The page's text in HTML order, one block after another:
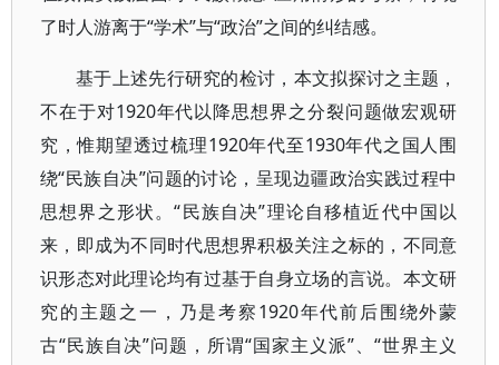
了时人游离于“学术”与“政治”之间的纠结感。
基于上述先行研究的检讨，本文拟探讨之主题，
不在于对1920年代以降思想界之分裂问题做宏观研
究，惟期望透过梳理1920年代至1930年代之国人围
绕“民族自决”问题的讨论，呈现边疆政治实践过程中
思想界之形状。“民族自决”理论自移植近代中国以
来，即成为不同时代思想界积极关注之标的，不同意
识形态对此理论均有过基于自身立场的言说。本文研
究的主题之一，乃是考察1920年代前后围绕外蒙
古“民族自决”问题，所谓“国家主义派”、“世界主义